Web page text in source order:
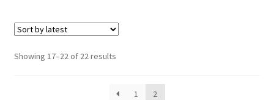
Showing 17–22 of 22 results
1 2